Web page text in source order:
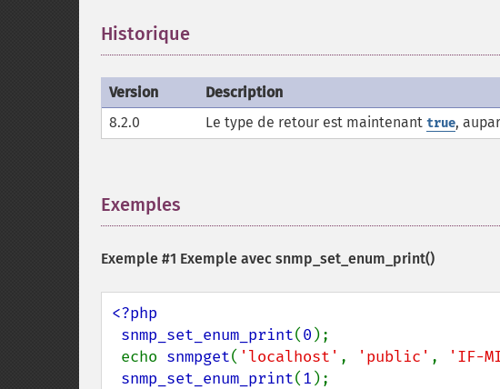
Historique
Version
Description
8.2.0
Le type de retour est maintenant true,
Exemples
Exemple #1 Exemple avec snmp_set_enum_print()
<?php
snmp_set_enum_print(0 );
echo snmpget( 'localhost' , 'public' , 'IF-
snmp_set_enum_print(1 );